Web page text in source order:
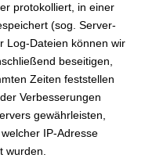
protokolliert, in einer
(sog. Server-
Log-Dateien können wir
beseitigen,
Zeiten feststellen
Verbesserungen
gewährleisten,
IP-Adresse
wurden.